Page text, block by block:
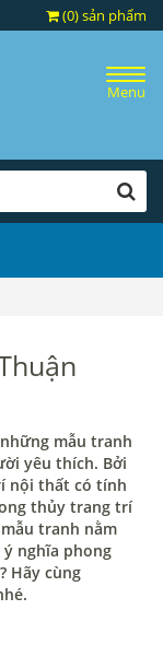
(0) sản phẩm
Menu
mẫu tranh
yêu thích. Bởi
nội thất có tính
thủy trang trí
tranh nằm
nghĩa phong
Hãy cùng